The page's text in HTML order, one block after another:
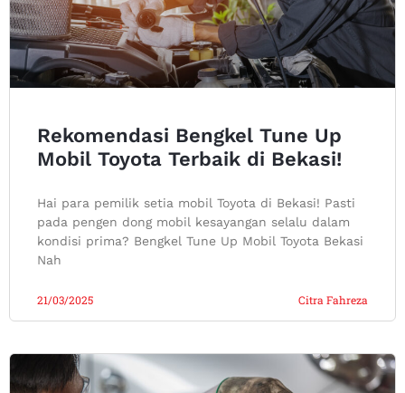
Rekomendasi Bengkel Tune Up
Mobil Toyota Terbaik di Bekasi!
Hai para pemilik setia mobil Toyota di Bekasi! Pasti
pada pengen dong mobil kesayangan selalu dalam
kondisi prima? Bengkel Tune Up Mobil Toyota Bekasi
Nah
Citra Fahreza
21/03/2025